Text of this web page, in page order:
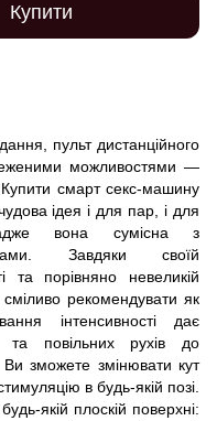
Купити
пульт дистанційного
можливостями —
смарт секс-машину
ідея і для пар, і для
адже вона сумісна з
Завдяки своїй
та порівняно невеликій
рекомендувати як
інтенсивності дає
та повільних рухів до
зможете змінювати кут
в будь-якій позі.
якій плоскій поверхні: